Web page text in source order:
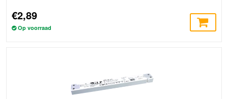
€2,89
Op voorraad